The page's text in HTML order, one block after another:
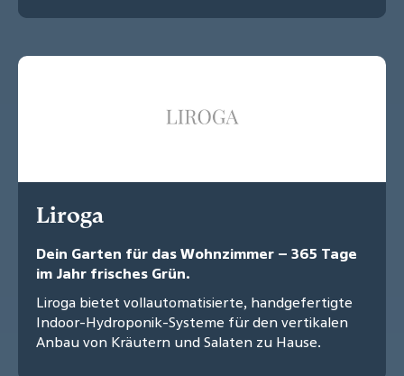
Liroga
Dein Garten für das Wohnzimmer – 365 Tage
im Jahr frisches Grün.
Liroga bietet vollautomatisierte, handgefertigte
Indoor-Hydroponik-Systeme für den vertikalen
Anbau von Kräutern und Salaten zu Hause.